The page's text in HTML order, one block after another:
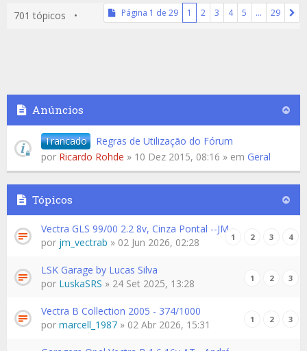
701 tópicos • Página 1 de 29 1 2 3 4 5 … 29
Anúncios
Trancado
Regras de Utilização do Fórum
por Ricardo Rohde » 10 Dez 2015, 08:16 » em Geral
Tópicos
Vectra GLS 99/00 2.2 8v, Cinza Pontal --JM
1 2 3 4
por jm_vectrab » 02 Jun 2026, 02:28
LSK Garage by Lucas Silva
1 2 3
por LuskaSRS » 24 Set 2025, 13:28
Vectra B Collection 2005 - 374/1000
1 2 3
por marcell_1987 » 02 Abr 2026, 15:31